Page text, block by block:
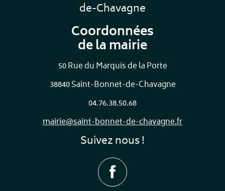
de-Chavagne
Coordonnées
de la mairie
50 Rue du Marquis de la Porte
38840 Saint-Bonnet-de-Chavagne
04.76.38.50.68
mairie@saint-bonnet-de-chavagne.fr
Suivez nous !